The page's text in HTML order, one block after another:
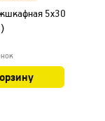
5х30